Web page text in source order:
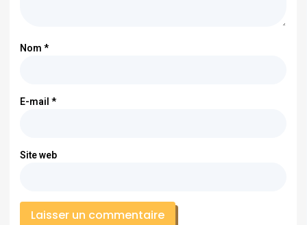
Nom*
E-mail*
Site web